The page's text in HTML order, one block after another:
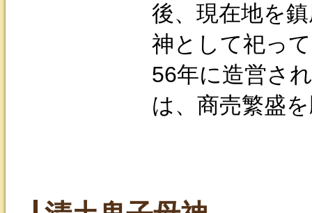
後、現在地を
神として祀っ
56年に造営さ
は、商売繁盛